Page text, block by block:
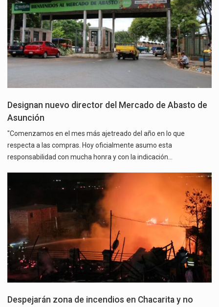
Designan nuevo director del Mercado de Abasto de
Asunción
"Comenzamos en el mes más ajetreado del año en lo que
respecta a las compras. Hoy oficialmente asumo esta
responsabilidad con mucha honra y con la indicación…
Despejarán zona de incendios en Chacarita y no